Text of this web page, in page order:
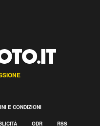
E CONDIZIONI
ODR RSS